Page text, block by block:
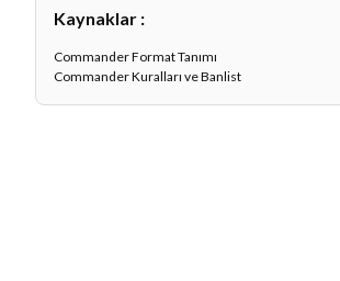
Kaynaklar :
Commander Format Tanımı
Commander Kuralları ve Banlist